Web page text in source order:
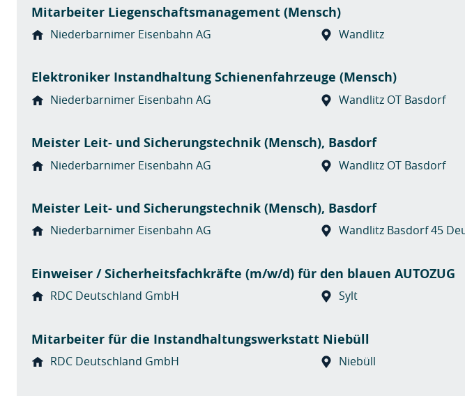
Mitarbeiter Liegenschaftsmanagement (Mensch)
Niederbarnimer Eisenbahn AG Wandlitz
Elektroniker Instandhaltung Schienenfahrzeuge (Mensch)
Niederbarnimer Eisenbahn AG Wandlitz OT Basdorf
Meister Leit- und Sicherungstechnik (Mensch), Basdorf
Niederbarnimer Eisenbahn AG Wandlitz OT Basdorf
Meister Leit- und Sicherungstechnik (Mensch), Basdorf
Niederbarnimer Eisenbahn AG Wandlitz Basdorf 45
Einweiser / Sicherheitsfachkräfte (m/w/d) für den blauen AUTOZUG
RDC Deutschland GmbH Sylt
Mitarbeiter für die Instandhaltungswerkstatt Niebüll
RDC Deutschland GmbH Niebüll